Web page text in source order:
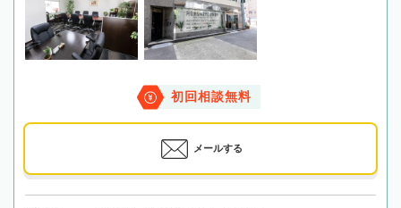
初回相談無料
メールする